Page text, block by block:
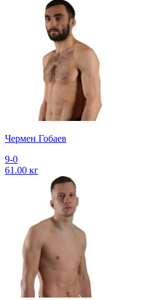
Чермен Гобаев
9-0
61.00 кг